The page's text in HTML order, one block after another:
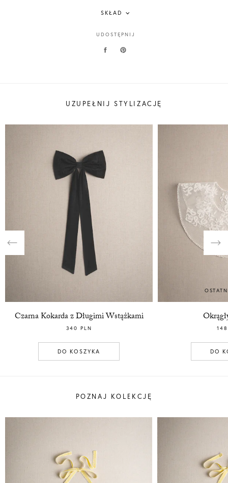
SKŁAD
UDOSTĘPNIJ
UZUPEŁNIJ STYLIZACJĘ
Czarna Kokarda z Długimi Wstążkami
340 PLN
DO KOSZYKA DO
Previous
POZNAJ KOLEKCJĘ